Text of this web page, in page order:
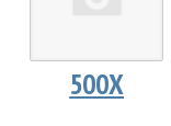
500X